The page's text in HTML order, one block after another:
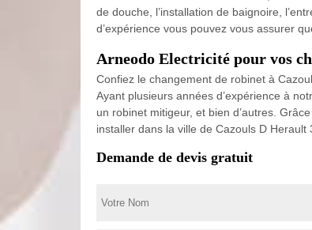
de douche, l’installation de baignoire,
d’expérience vous pouvez vous assurer
Arneodo Electricité pour vos
Confiez le changement de robinet à
Ayant plusieurs années d’expérience à
un robinet mitigeur, et bien d’autres.
installer dans la ville de Cazouls D Herault
Demande de devis gratuit